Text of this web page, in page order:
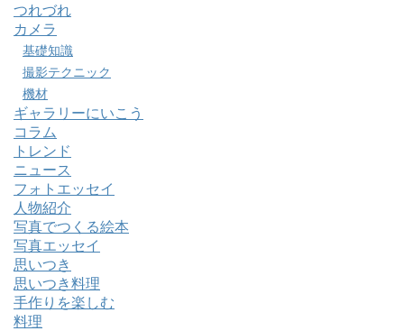
つれづれ
カメラ
基礎知識
撮影テクニック
機材
ギャラリーにいこう
コラム
トレンド
ニュース
フォトエッセイ
人物紹介
写真でつくる絵本
写真エッセイ
思いつき
思いつき料理
手作りを楽しむ
料理